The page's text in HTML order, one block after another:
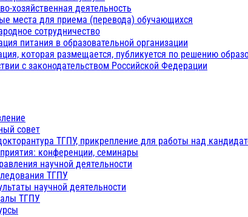
хозяйственная деятельность
места для приема (перевода) обучающихся
сотрудничество
питания в образовательной организации
которая размещается, публикуется по решению
с законодательством Российской Федерации
совет
ТГПУ, прикрепление для работы над
конференции, семинары
научной деятельности
ТГПУ
научной деятельности
ТГПУ